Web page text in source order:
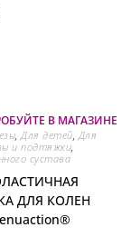
В МАГАЗИНЕ
,Для детей, Для
и подтяжки,
сустава
ДЛЯ КОЛЕН